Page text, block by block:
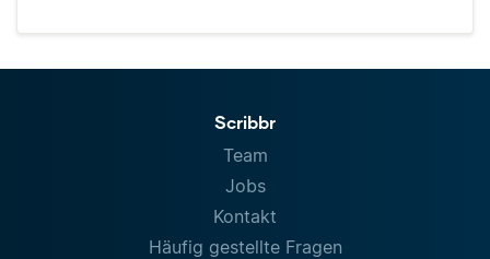
Scribbr
Team
Jobs
Kontakt
Häufig gestellte Fragen